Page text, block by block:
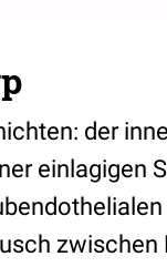
der
einlagigen